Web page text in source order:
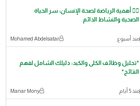
🏃‍♂️ أهمية الرياضة لصحة الإنسان: سر الحياة
الصحية والنشاط الدائم
منذ أسبوع Mohamed Abdelsatar
*تحليل وظائف الكلى والكبد: دليلك الشامل لفهم
النتائج*
منذ 5 أيام Manar Mony